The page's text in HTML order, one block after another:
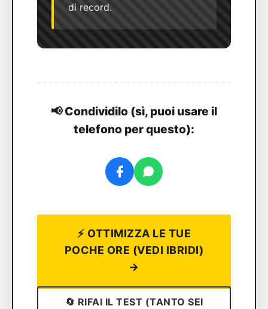
di record.
📢 Condividilo (sì, puoi usare il
telefono per questo):
⚡ OTTIMIZZA LE TUE
POCHE ORE (VEDI IBRIDI)
→
🔄 RIFAI IL TEST (TANTO SEI